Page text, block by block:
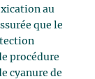
au
que le
procédure
cyanure de